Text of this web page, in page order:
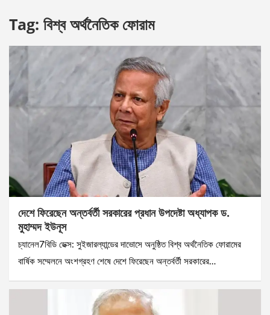
Tag: বিশ্ব অর্থনৈতিক ফোরাম
দেশে ফিরেছেন অন্তর্বর্তী সরকারের প্রধান উপদেষ্টা অধ্যাপক ড.
মুহাম্মদ ইউনূস
চ্যানেল7বিডি ডেক্স: সুইজারল্যান্ডের দাভোসে অনুষ্ঠিত বিশ্ব অর্থনৈতিক ফোরামের
বার্ষিক সম্মেলনে অংশগ্রহণ শেষে দেশে ফিরেছেন অন্তর্বর্তী সরকারের…